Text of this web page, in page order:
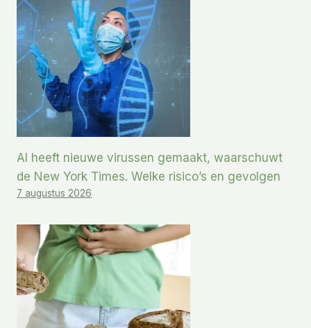
AI heeft nieuwe virussen gemaakt, waarschuwt
de New York Times. Welke risico’s en gevolgen
7 augustus 2026